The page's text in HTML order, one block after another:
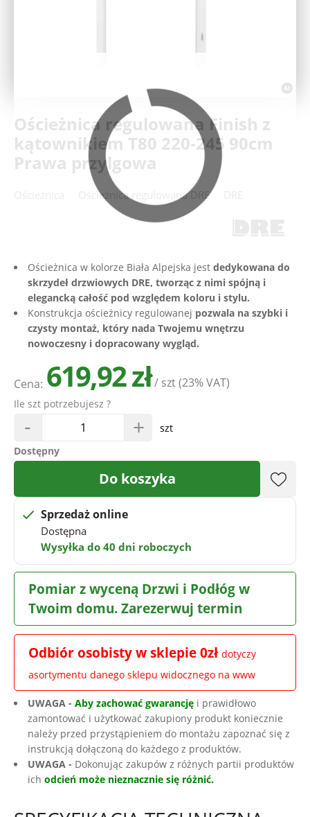
Ościeżnica regulowana Finish z
kątownikiem T80 220-245 90cm
Prawa przylgowa
Ościeżnica regulowana DRE
Ościeżnica w kolorze Biała Alpejska jest dedykowana do
skrzydeł drzwiowych DRE, tworząc z nimi spójną i
elegancką całość pod względem koloru i stylu.
Konstrukcja ościeżnicy regulowanej pozwala na szybki i
czysty montaż, który nada Twojemu wnętrzu
nowoczesny i dopracowany wygląd.
Cena: 619,92 zł/ szt(23% VAT)
Ile szt potrzebujesz ?
- +
szt
Dostępny
Do koszyka
Sprzedaż online
Dostępna
Wysyłka do 40 dni roboczych
Pomiar z wyceną Drzwi i Podłóg w
Twoim domu. Zarezerwuj termin
Odbiór osobisty w sklepie 0zł dotyczy
asortymentu danego sklepu widocznego na www
UWAGA - Aby zachować gwarancję i prawidłowo
zamontować i użytkować zakupiony produkt koniecznie
należy przed przystąpieniem do montażu zapoznać się z
instrukcją dołączoną do każdego z produktów.
UWAGA - Dokonując zakupów z różnych partii produktów
ich odcień może nieznacznie się różnić.